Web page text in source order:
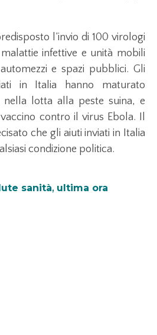
l’invio di 100 virologi
infettive e unità mobili
e spazi pubblici. Gli
in Italia hanno maturato
nella lotta alla peste suina, e
contro il virus Ebola. Il
che gli aiuti inviati in Italia
condizione politica.
sanità, ultima ora